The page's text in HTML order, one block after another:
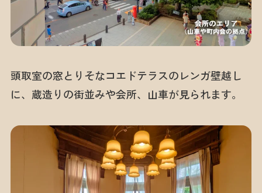
頭取室の窓とりそなコエドテラスのレンガ壁越し
に、蔵造りの街並みや会所、山車が見られます。